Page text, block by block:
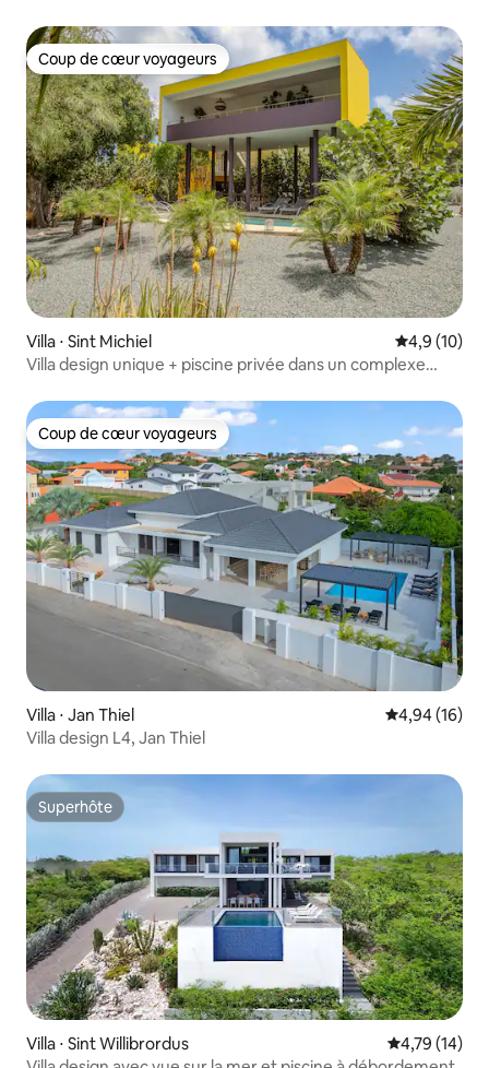
Coup de cœur voyageurs
Coup de cœur voyageurs
Villa ⋅ Sint Michiel Évaluation
4,9 (10)
Villa design unique + piscine privée dans un complexe
Coup de cœur voyageurs
Coup de cœur voyageurs
Villa ⋅ Jan Thiel Évaluation
4,94 (16)
Villa design L4, Jan Thiel
Superhôte
Superhôte
Villa ⋅ Sint Willibrordus Évaluation
4,79 (14)